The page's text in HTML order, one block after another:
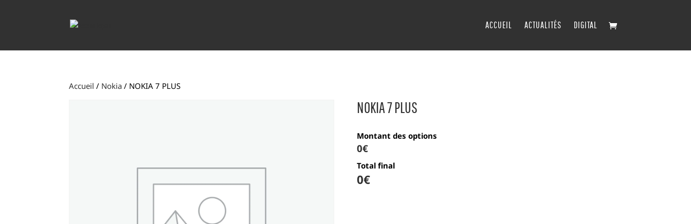
ACCUEIL ACTUALITÉS DIGITAL
Accueil / Nokia / NOKIA 7 PLUS
NOKIA 7 PLUS
Montant des options
0€
Total final
0€